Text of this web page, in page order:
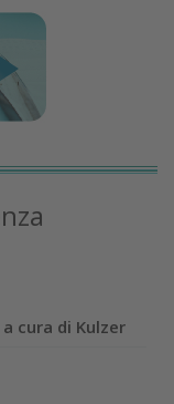
cura di Kulzer